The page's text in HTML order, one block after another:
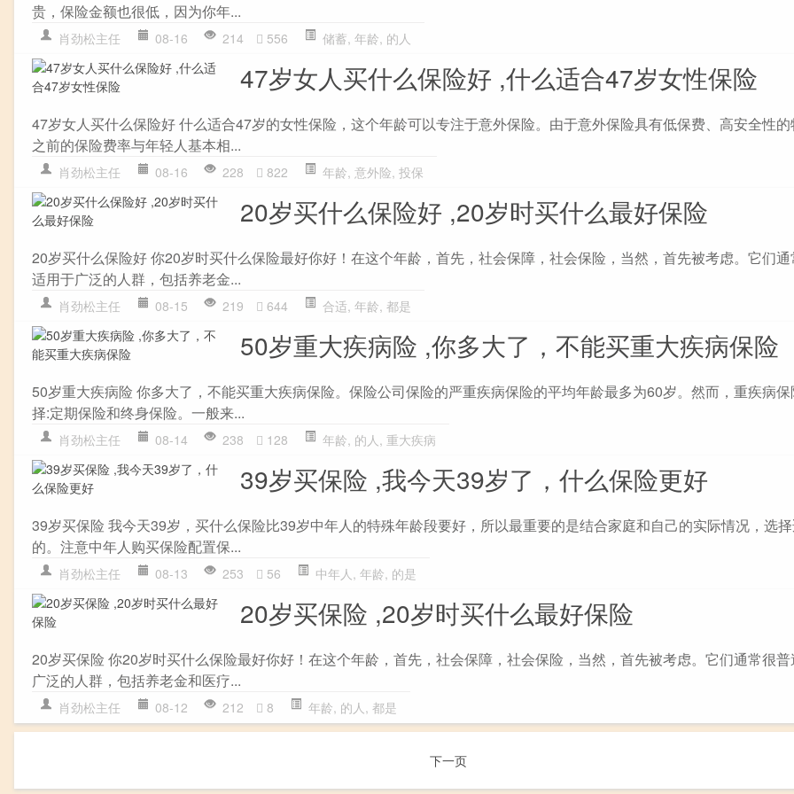
贵，保险金额也很低，因为你年...
肖劲松主任 08-16 214 556 储蓄, 年龄, 的人
47岁女人买什么保险好 ,什么适合47岁女性保险
47岁女人买什么保险好 什么适合47岁的女性保险，这个年龄可以专注于意外保险。由于意外保险具有低保费、高安全性
之前的保险费率与年轻人基本相...
肖劲松主任 08-16 228 822 年龄, 意外险, 投保
20岁买什么保险好 ,20岁时买什么最好保险
20岁买什么保险好 你20岁时买什么保险最好你好！在这个年龄，首先，社会保障，社会保险，当然，首先被考虑。它们
适用于广泛的人群，包括养老金...
肖劲松主任 08-15 219 644 合适, 年龄, 都是
50岁重大疾病险 ,你多大了，不能买重大疾病保险
50岁重大疾病险 你多大了，不能买重大疾病保险。保险公司保险的严重疾病保险的平均年龄最多为60岁。然而，重疾病
择:定期保险和终身保险。一般来...
肖劲松主任 08-14 238 128 年龄, 的人 , 重大疾病
39岁买保险 ,我今天39岁了，什么保险更好
39岁买保险 我今天39岁，买什么保险比39岁中年人的特殊年龄段要好，所以最重要的是结合家庭和自己的实际情况，选
的。注意中年人购买保险配置保...
肖劲松主任 08-13 253 56 中年人 , 年龄, 的是
20岁买保险 ,20岁时买什么最好保险
20岁买保险 你20岁时买什么保险最好你好！在这个年龄，首先，社会保障，社会保险，当然，首先被考虑。它们通常很
广泛的人群，包括养老金和医疗...
肖劲松主任 08-12 212 8 年龄, 的人 , 都是
下一页